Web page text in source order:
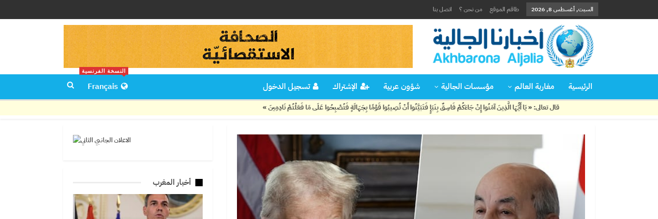
السبت, أغسطس 8, 2026 طاقم الموقع من نحن ؟ اتصل بنا
الرئيسية مغاربة العالم مؤسسات الجالية شؤون عربية الإشتراك تسجيل الدخول Français
النسخة الفرنسية
قال تعالى: « يَا أَيُّهَا الَّذِينَ آمَنُوا إِنْ جَاءَكُمْ فَاسِقٌ بِنَبَإٍ فَتَبَيَّنُوا أَنْ تُصِيبُوا قَوْمًا بِجَهَالَةٍ فَتُصْبِحُوا عَلَى مَا فَعَلْتُمْ نَادِمِينَ »
أخبار المغرب